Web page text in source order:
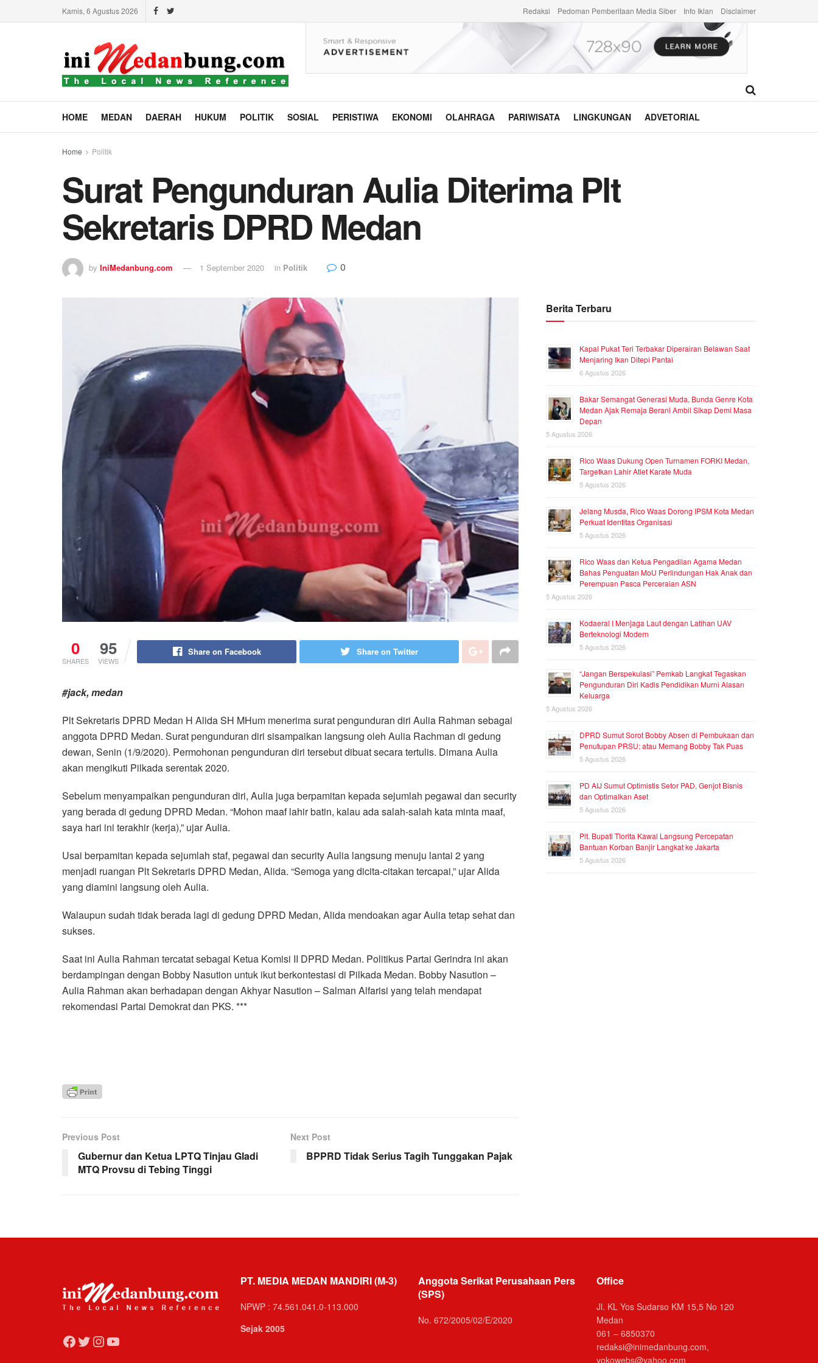
Kamis, 6 Agustus 2026 Redaksi Pedoman Pemberitaan Media Siber Info Iklan Disclaimer
HOME MEDAN DAERAH HUKUM POLITIK SOSIAL PERISTIWA EKONOMI OLAHRAGA PARIWISATA LINGKUNGAN ADVETORIAL
Home Politik
Surat Pengunduran Aulia Diterima Plt
Sekretaris DPRD Medan
by IniMedanbung.com 1 September 2020 in Politik 0
0
SHARES
95
VIEWS
Share on Facebook Share on Twitter
#jack, medan
Plt Sekretaris DPRD Medan H Alida SH MHum menerima surat pengunduran diri Aulia Rahman sebagai
anggota DPRD Medan. Surat pengunduran diri sisampaikan langsung oleh Aulia Rachman di gedung
dewan, Senin (1/9/2020). Permohonan pengunduran diri tersebut dibuat secara tertulis. Dimana Aulia
akan mengikuti Pilkada serentak 2020.
Sebelum menyampaikan pengunduran diri, Aulia juga berpamitan kepada sejumlah pegawai dan security
yang berada di gedung DPRD Medan. “Mohon maaf lahir batin, kalau ada salah-salah kata minta maaf,
saya hari ini terakhir (kerja),” ujar Aulia.
Usai berpamitan kepada sejumlah staf, pegawai dan security Aulia langsung menuju lantai 2 yang
menjadi ruangan Plt Sekretaris DPRD Medan, Alida. “Semoga yang dicita-citakan tercapai,” ujar Alida
yang diamini langsung oleh Aulia.
Walaupun sudah tidak berada lagi di gedung DPRD Medan, Alida mendoakan agar Aulia tetap sehat dan
sukses.
Saat ini Aulia Rahman tercatat sebagai Ketua Komisi II DPRD Medan. Politikus Partai Gerindra ini akan
berdampingan dengan Bobby Nasution untuk ikut berkontestasi di Pilkada Medan. Bobby Nasution –
Aulia Rahman akan berhadapan dengan Akhyar Nasution – Salman Alfarisi yang telah mendapat
rekomendasi Partai Demokrat dan PKS. ***
Previous Post
Gubernur dan Ketua LPTQ Tinjau Gladi
MTQ Provsu di Tebing Tinggi
Next Post
BPPRD Tidak Serius Tagih Tunggakan Pajak
Berita Terbaru
Kapal Pukat Teri Terbakar Diperairan Belawan Saat
Menjaring Ikan Ditepi Pantai
6 Agustus 2026
Bakar Semangat Generasi Muda, Bunda Genre Kota
Medan Ajak Remaja Berani Ambil Sikap Demi Masa
Depan
5 Agustus 2026
Rico Waas Dukung Open Turnamen FORKI Medan,
Targetkan Lahir Atlet Karate Muda
5 Agustus 2026
Jelang Musda, Rico Waas Dorong IPSM Kota Medan
Perkuat Identitas Organisasi
5 Agustus 2026
Rico Waas dan Ketua Pengadilan Agama Medan
Bahas Penguatan MoU Perlindungan Hak Anak dan
Perempuan Pasca Perceraian ASN
5 Agustus 2026
Kodaeral I Menjaga Laut dengan Latihan UAV
Berteknologi Modern
5 Agustus 2026
“Jangan Berspekulasi” Pemkab Langkat Tegaskan
Pengunduran Diri Kadis Pendidikan Murni Alasan
Keluarga
5 Agustus 2026
DPRD Sumut Sorot Bobby Absen di Pembukaan dan
Penutupan PRSU: atau Memang Bobby Tak Puas
5 Agustus 2026
PD AIJ Sumut Optimistis Setor PAD, Genjot Bisnis
dan Optimalkan Aset
5 Agustus 2026
Plt. Bupati Tiorita Kawal Langsung Percepatan
Bantuan Korban Banjir Langkat ke Jakarta
5 Agustus 2026
Facebook
Twitter
Instagram
YouTube
PT. MEDIA MEDAN MANDIRI (M-3)
NPWP : 74.561.041.0-113.000
Sejak 2005
Anggota Serikat Perusahaan Pers
(SPS)
No. 672/2005/02/E/2020
Office
Jl. KL Yos Sudarso KM 15,5 No 120
Medan
061 – 6850370
redaksi@inimedanbung.com,
yokowebs@yahoo.com